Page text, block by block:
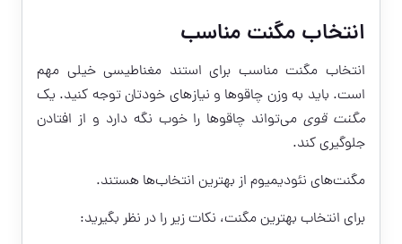
انتخاب مگنت مناسب
انتخاب مگنت مناسب برای استند مغناطیسی خیلی مهم
است. باید به وزن چاقوها و نیازهای خودتان توجه کنید. یک
مگنت قویمی‌تواند چاقوها را خوب نگه دارد و از افتادن
جلوگیری کند.
مگنت‌های نئودیمیوم از بهترین انتخاب‌ها هستند.
برای انتخاب بهترین مگنت، نکات زیر را در نظر بگیرید: